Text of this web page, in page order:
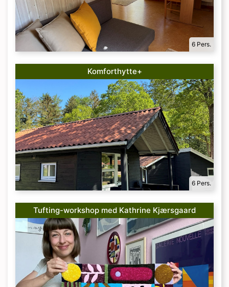
6 Pers.
Komforthytte+
6 Pers.
Tufting-workshop med Kathrine Kjærsgaard